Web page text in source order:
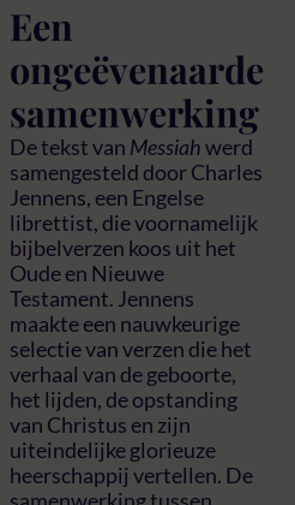
Een
ongeëvenaarde
samenwerking
De tekst van Messiahwerd
samengesteld door Charles
Jennens, een Engelse
librettist, die voornamelijk
bijbelverzen koos uit het
Oude en Nieuwe
Testament. Jennens
maakte een nauwkeurige
selectie van verzen die het
verhaal van de geboorte,
het lijden, de opstanding
van Christus en zijn
uiteindelijke glorieuze
heerschappij vertellen. De